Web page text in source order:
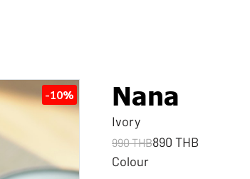
-10% Nana
Ivory
990 THB890 THB
Colour